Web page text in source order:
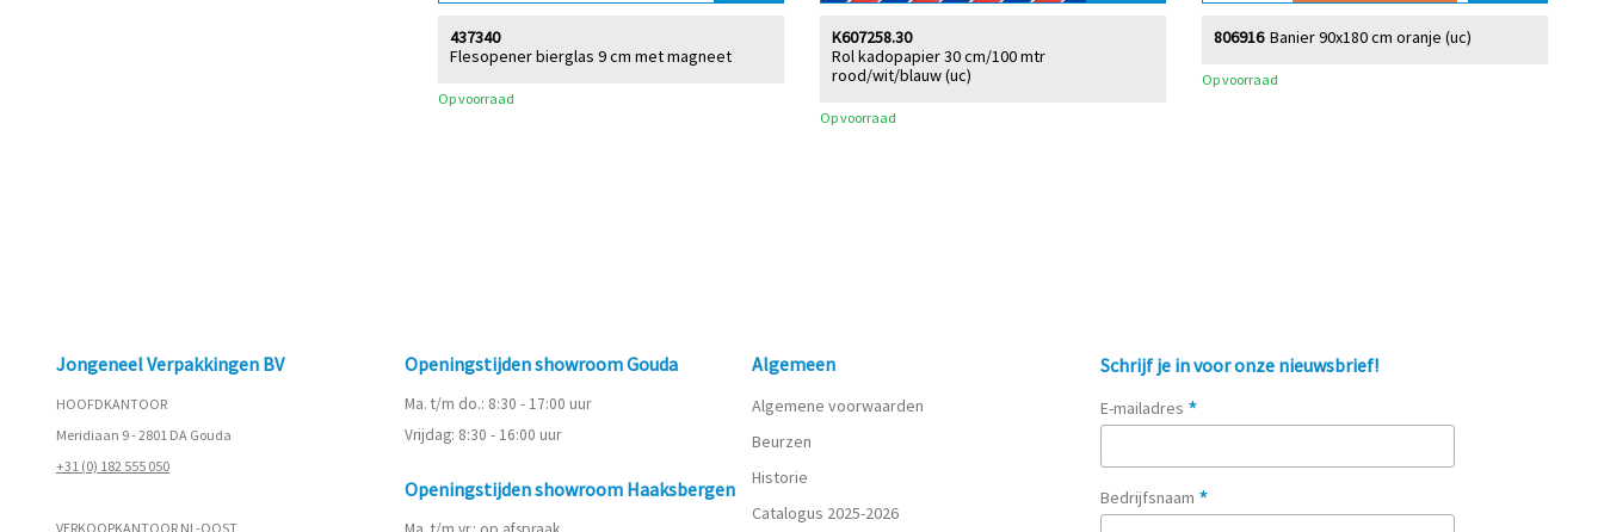
Flesopener bierglas 9 cm met magneet
437340
Op voorraad
Rol kadopapier 30 cm/100 mtr
rood/wit/blauw (uc)
K607258.30
Op voorraad
Banier 90x180 cm oranje (uc)
806916
Op voorraad
Jongeneel Verpakkingen BV
HOOFDKANTOOR
Meridiaan 9 - 2801 DA Gouda
+31 (0) 182 555 050
VERKOOPKANTOOR NL-OOST
Openingstijden showroom Gouda
Ma. t/m do.: 8:30 - 17:00 uur
Vrijdag: 8:30 - 16:00 uur
Openingstijden showroom Haaksbergen
Algemeen
Algemene voorwaarden
Beurzen
Historie
Catalogus 2025-2026
Schrijf je in voor onze nieuwsbrief!
E-mailadres *
Bedrijfsnaam *